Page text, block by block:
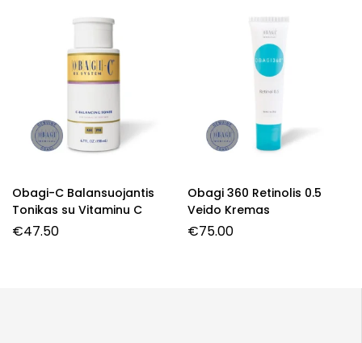
Obagi-C Balansuojantis
Tonikas su Vitaminu C
€47.50
Obagi 360 Retinolis 0.5
Veido Kremas
€75.00